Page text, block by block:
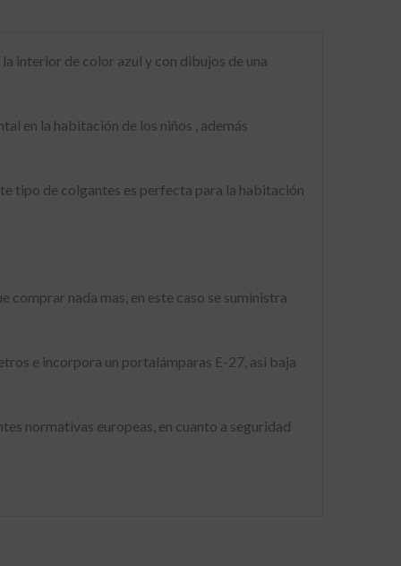
interior de color azul y con dibujos de una
en la habitación de los niños , además
tipo de colgantes es perfecta para la habitación
nada mas, en este caso se suministra
e incorpora un portalámparas E-27, asi baja
normativas europeas, en cuanto a seguridad